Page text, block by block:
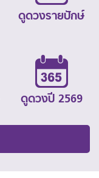
ดูดวงรายปักษ์
ดูดวงปี 2569